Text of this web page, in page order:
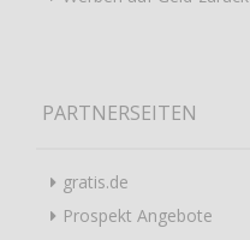
PARTNERSEITEN
gratis.de
Prospekt Angebote